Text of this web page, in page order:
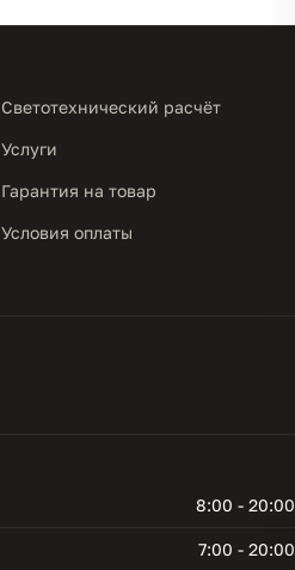
Светотехнический расчёт
Услуги
Гарантия на товар
Условия оплаты
8:00 - 20:00
7:00 - 20:00